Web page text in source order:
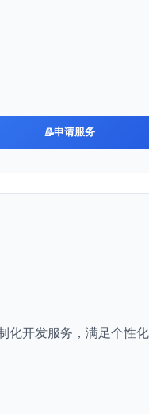
申请服务
开发服务，满足个性化